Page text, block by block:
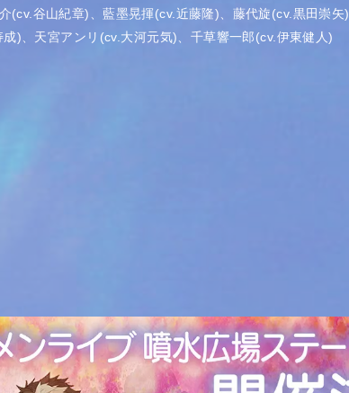
(cv.谷山紀章)、藍墨晃揮(cv.近藤隆)、藤代旋(cv.黒田崇矢)
)、天宮アンリ(cv.大河元気)、千草響一郎(cv.伊東健人)